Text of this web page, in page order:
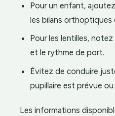
Pour un enfant,
les bilans orthoptiques
Pour les lentilles,
et le rythme de port.
Évitez de conduire
pupillaire est prévue
Les informations